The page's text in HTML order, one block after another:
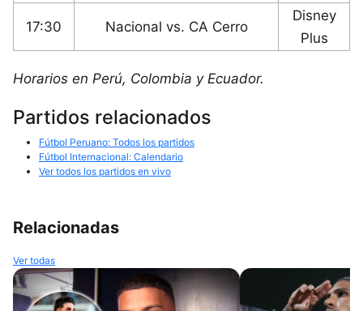
17:30 Nacional vs. CA Cerro
Disney
Plus
Horarios en Perú, Colombia y Ecuador.
Partidos relacionados
Fútbol Peruano: Todos los partidos
Fútbol Internacional: Calendario
Ver todos los partidos en vivo
Relacionadas
Ver todas